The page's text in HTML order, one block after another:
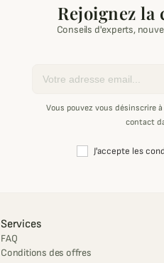
Rejoignez la
Conseils d'experts,
Vous pouvez vous désinscrire
contact
J'accepte les
Services
FAQ
Conditions des offres